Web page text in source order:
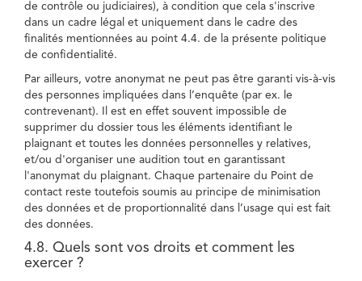
de contrôle ou judiciaires), à condition que cela s'inscrive
dans un cadre légal et uniquement dans le cadre des
finalités mentionnées au point 4.4. de la présente politique
de confidentialité.
Par ailleurs, votre anonymat ne peut pas être garanti vis-à-vis
des personnes impliquées dans l’enquête (par ex. le
contrevenant). Il est en effet souvent impossible de
supprimer du dossier tous les éléments identifiant le
plaignant et toutes les données personnelles y relatives,
et/ou d'organiser une audition tout en garantissant
l'anonymat du plaignant. Chaque partenaire du Point de
contact reste toutefois soumis au principe de minimisation
des données et de proportionnalité dans l’usage qui est fait
des données.
4.8. Quels sont vos droits et comment les
exercer ?